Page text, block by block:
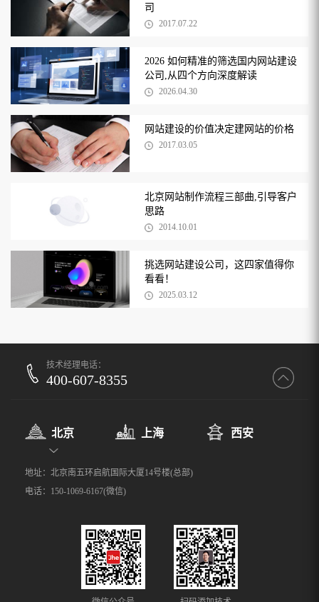
司
2017.07.22
2026 如何精准的筛选国内网站建设
公司,从四个方向深度解读
2026.04.30
网站建设的价值决定建网站的价格
2017.03.05
北京网站制作流程三部曲,引导客户
思路
2014.10.01
挑选网站建设公司，这四家值得你
看看！
2025.03.12
技术经理电话：
400-607-8355
北京 上海 西安
地址：北京南五环启航国际大厦14号楼(总部)
电话：150-1069-6167(微信)